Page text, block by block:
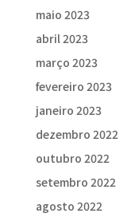
maio 2023
abril 2023
março 2023
fevereiro 2023
janeiro 2023
dezembro 2022
outubro 2022
setembro 2022
agosto 2022